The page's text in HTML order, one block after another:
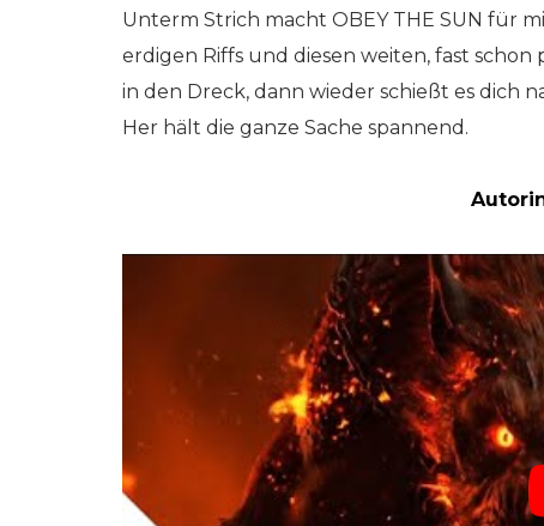
Unterm Strich macht OBEY THE SUN für
erdigen Riffs und diesen weiten, fast
in den Dreck, dann wieder schießt es dich
Her hält die ganze Sache spannend.